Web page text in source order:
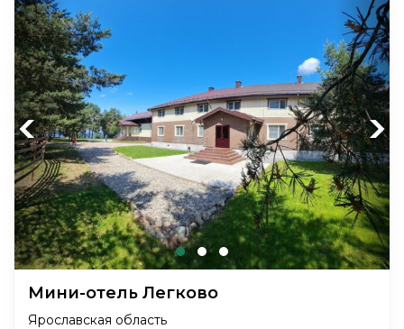
Previous Next
Мини-отель Легково
Ярославская область